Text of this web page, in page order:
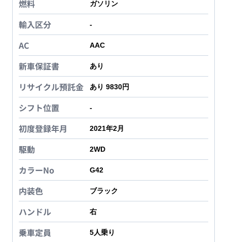
燃料 ガソリン
輸入区分 -
AC AAC
新車保証書 あり
リサイクル預託金 あり 9830円
シフト位置 -
初度登録年月 2021年2月
駆動 2WD
カラーNo G42
内装色 ブラック
ハンドル 右
乗車定員 5人乗り